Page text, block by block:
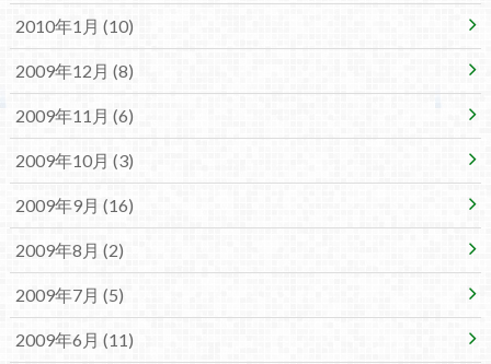
2010年1月 (10)
2009年12月 (8)
2009年11月 (6)
2009年10月 (3)
2009年9月 (16)
2009年8月 (2)
2009年7月 (5)
2009年6月 (11)